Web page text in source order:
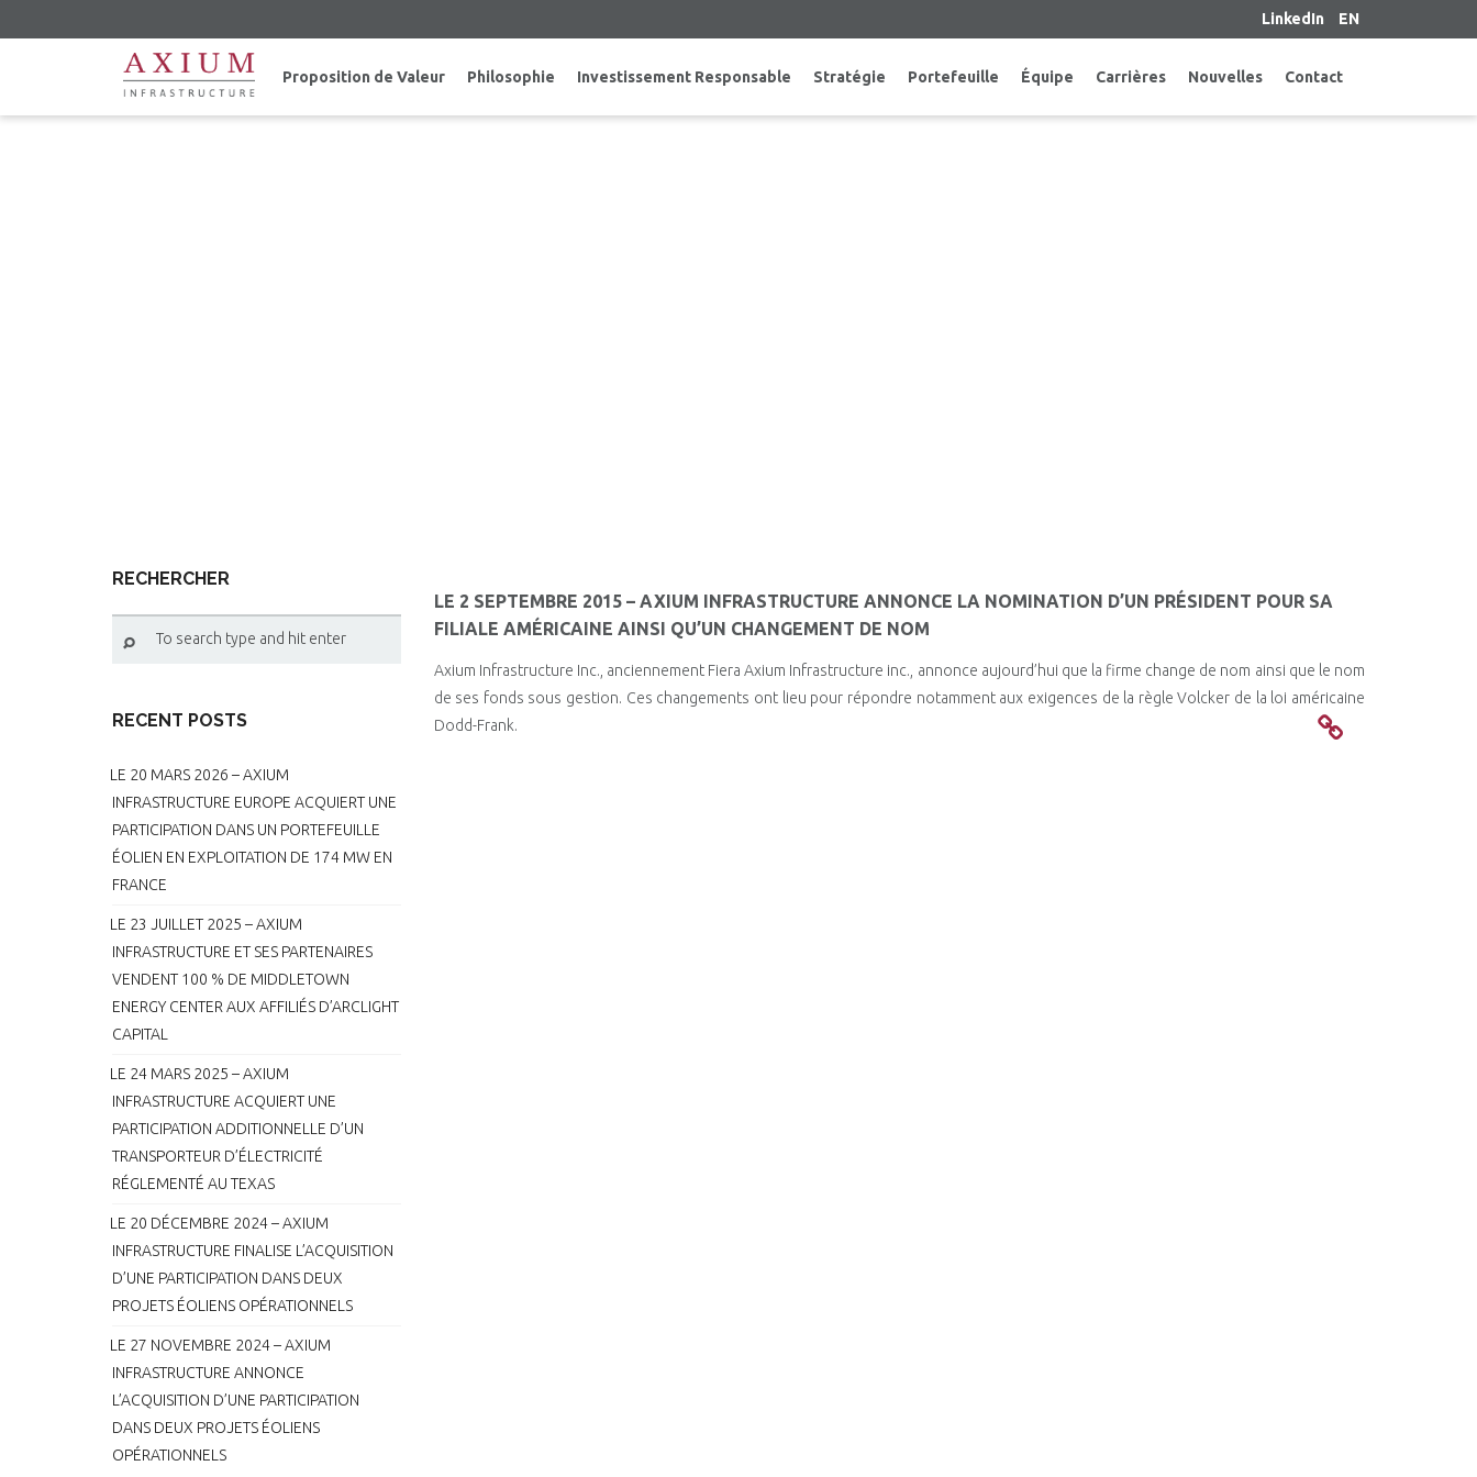
LinkedIn EN
Proposition de Valeur Philosophie Investissement Responsable Stratégie Portefeuille Équipe Carrières Nouvelles Contact
LE 2 SEPTEMBRE 2015 – AXIUM INFRASTRUCTURE ANNONCE LA NOMINATION D’UN PRÉSIDENT POUR SA
FILIALE AMÉRICAINE AINSI QU’UN CHANGEMENT DE NOM
Axium Infrastructure Inc., anciennement Fiera Axium Infrastructure inc., annonce aujourd’hui que la firme change de nom ainsi que le nom
de ses fonds sous gestion. Ces changements ont lieu pour répondre notamment aux exigences de la règle Volcker de la loi américaine
Dodd-Frank.
RECHERCHER
RECENT POSTS
LE 20 MARS 2026 – AXIUM
INFRASTRUCTURE EUROPE ACQUIERT UNE
PARTICIPATION DANS UN PORTEFEUILLE
ÉOLIEN EN EXPLOITATION DE 174 MW EN
FRANCE
LE 23 JUILLET 2025 – AXIUM
INFRASTRUCTURE ET SES PARTENAIRES
VENDENT 100 % DE MIDDLETOWN
ENERGY CENTER AUX AFFILIÉS D’ARCLIGHT
CAPITAL
LE 24 MARS 2025 – AXIUM
INFRASTRUCTURE ACQUIERT UNE
PARTICIPATION ADDITIONNELLE D’UN
TRANSPORTEUR D’ÉLECTRICITÉ
RÉGLEMENTÉ AU TEXAS
LE 20 DÉCEMBRE 2024 – AXIUM
INFRASTRUCTURE FINALISE L’ACQUISITION
D’UNE PARTICIPATION DANS DEUX
PROJETS ÉOLIENS OPÉRATIONNELS
LE 27 NOVEMBRE 2024 – AXIUM
INFRASTRUCTURE ANNONCE
L’ACQUISITION D’UNE PARTICIPATION
DANS DEUX PROJETS ÉOLIENS
OPÉRATIONNELS